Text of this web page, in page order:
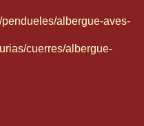
albergue-aves-
cuerres/albergue-